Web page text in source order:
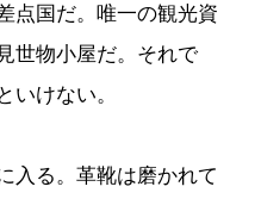
点国だ。唯一の観光資
世物小屋だ。それで
いけない。
入る。革靴は磨かれて